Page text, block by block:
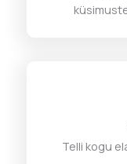
Telli kogu